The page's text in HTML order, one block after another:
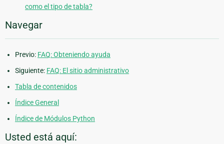
como el tipo de tabla?
Navegar
Previo: FAQ: Obteniendo ayuda
Siguiente: FAQ: El sitio administrativo
Tabla de contenidos
Índice General
Índice de Módulos Python
Usted está aquí: